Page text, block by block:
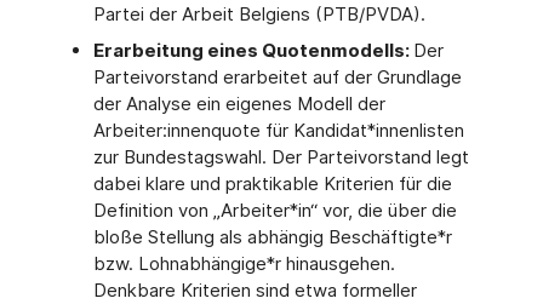
Partei der Arbeit Belgiens (PTB/PVDA).
Erarbeitung eines Quotenmodells: Der
Parteivorstand erarbeitet auf der Grundlage
der Analyse ein eigenes Modell der
Arbeiter:innenquote für Kandidat*innenlisten
zur Bundestagswahl. Der Parteivorstand legt
dabei klare und praktikable Kriterien für die
Definition von „Arbeiter*in“ vor, die über die
bloße Stellung als abhängig Beschäftigte*r
bzw. Lohnabhängige*r hinausgehen.
Denkbare Kriterien sind etwa formeller